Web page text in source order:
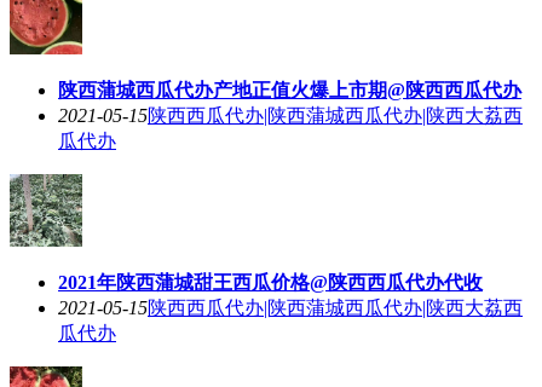
陕西蒲城西瓜代办产地正值火爆上市期@陕西西瓜代办
2021-05-15陕西西瓜代办|陕西蒲城西瓜代办|陕西大荔西
瓜代办
2021年陕西蒲城甜王西瓜价格@陕西西瓜代办代收
2021-05-15陕西西瓜代办|陕西蒲城西瓜代办|陕西大荔西
瓜代办